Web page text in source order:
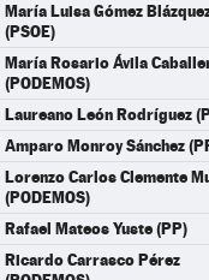
María Luisa Gómez
(PSOE)
María Rosario Ávila
(PODEMOS)
Laureano León Rodríguez
Amparo Monroy Sánchez
Lorenzo Carlos Clemente
(PODEMOS)
Rafael Mateos Yuste (PP)
Ricardo Carrasco Pérez